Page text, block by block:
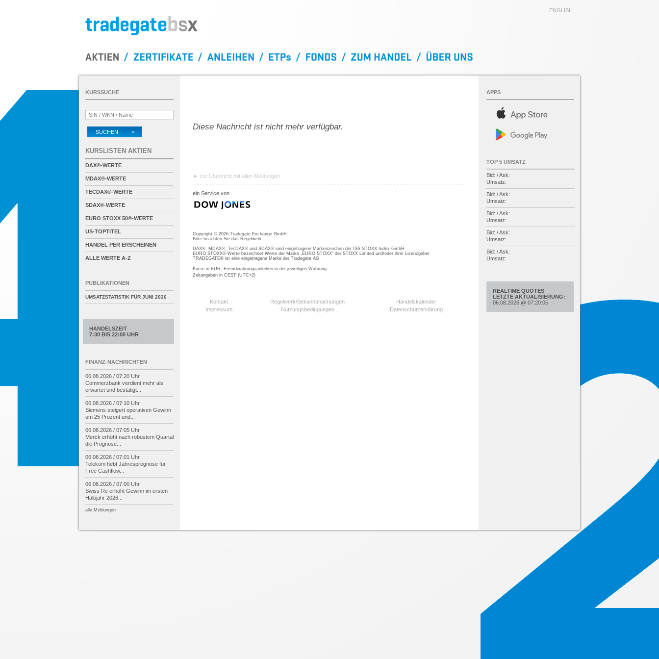
ENGLISH
Diese Nachricht ist nicht mehr verfügbar.
zur Übersicht mit allen Meldungen
ein Service von
Copyright © 2026 Tradegate Exchange GmbH
Bitte beachten Sie das Regelwerk
DAX®, MDAX®, TecDAX® und SDAX® sind eingetragene Markenzeichen der ISS STOXX Index GmbH
EURO STOXX®-Werte bezeichnet Werte der Marke „EURO STOXX“ der STOXX Limited und/oder ihrer Lizenzgeber
TRADEGATE® ist eine eingetragene Marke der Tradegate AG
Kurse in EUR; Fremdwährungsanleihen in der jeweiligen Währung
Zeitangaben in CEST (UTC+2)
Kontakt Regelwerk/Bekanntmachungen
Handelskalender
Impressum
Nutzungsbedingungen Datenschutzerklärung
KURSSUCHE
SUCHEN >
KURSLISTEN AKTIEN
DAX®-WERTE
MDAX®-WERTE
TECDAX®-WERTE
SDAX®-WERTE
EURO STOXX 50®-WERTE
US-TOPTITEL
HANDEL PER ERSCHEINEN
ALLE WERTE A-Z
PUBLIKATIONEN
UMSATZSTATISTIK FÜR JUNI 2026
HANDELSZEIT
7:30 BIS 22:00 UHR
FINANZ-NACHRICHTEN
06.08.2026 / 07:20 Uhr
Commerzbank verdient mehr als
erwartet und bestätigt...
06.08.2026 / 07:10 Uhr
Siemens steigert operativen Gewinn
um 25 Prozent und...
06.08.2026 / 07:05 Uhr
Merck erhöht nach robustem Quartal
die Prognose...
06.08.2026 / 07:01 Uhr
Telekom hebt Jahresprognose für
Free Cashflow...
06.08.2026 / 07:00 Uhr
Swiss Re erhöht Gewinn im ersten
Halbjahr 2026...
alle Meldungen
APPS
TOP 5 UMSATZ
Bid: / Ask:
Umsatz:
Bid: / Ask:
Umsatz:
Bid: / Ask:
Umsatz:
Bid: / Ask:
Umsatz:
Bid: / Ask:
Umsatz:
REALTIME QUOTES
LETZTE AKTUALISIERUNG:
06.08.2026 @ 07:20:05